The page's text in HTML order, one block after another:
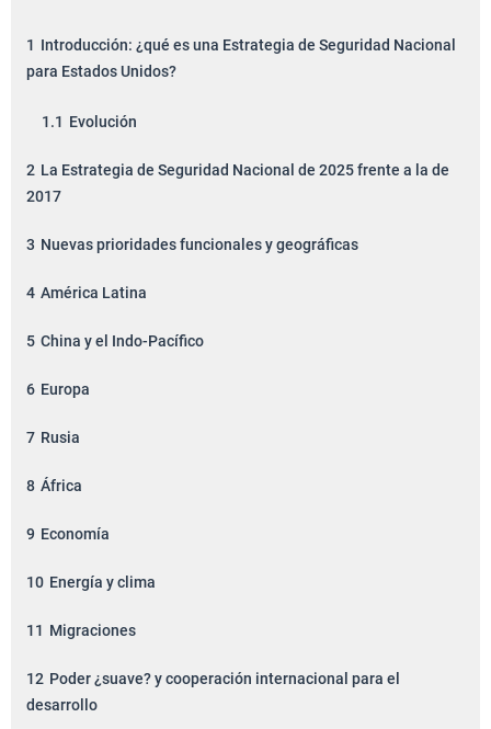
1 Introducción: ¿qué es una Estrategia de Seguridad Nacional
para Estados Unidos?
1.1 Evolución
2 La Estrategia de Seguridad Nacional de 2025 frente a la de
2017
3 Nuevas prioridades funcionales y geográficas
4 América Latina
5 China y el Indo-Pacífico
6 Europa
7 Rusia
8 África
9 Economía
10 Energía y clima
11 Migraciones
12 Poder ¿suave? y cooperación internacional para el
desarrollo